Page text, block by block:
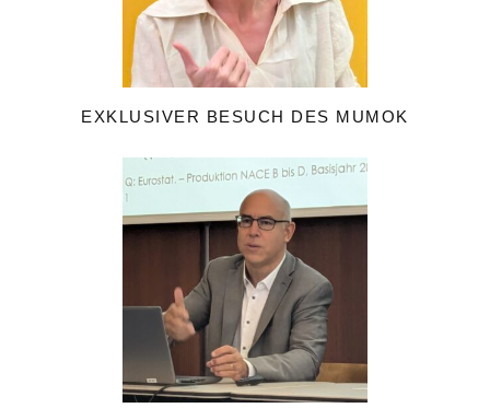
EXKLUSIVER BESUCH DES MUMOK